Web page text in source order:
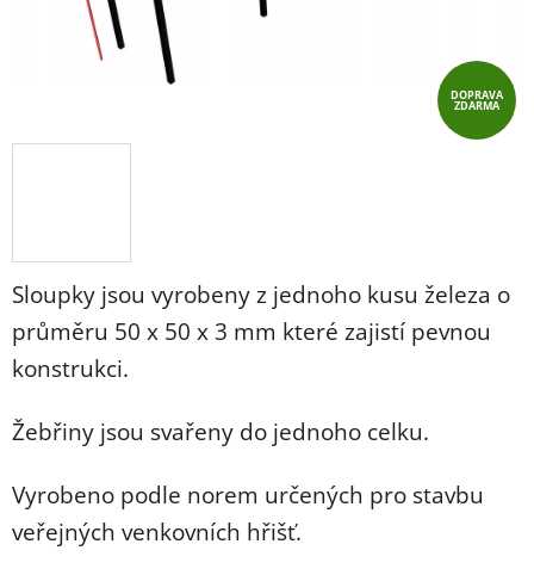
Sloupky jsou vyrobeny z jednoho kusu železa o
průměru 50 x 50 x 3 mm které zajistí pevnou
konstrukci.
Žebřiny jsou svařeny do jednoho celku.
Vyrobeno podle norem určených pro stavbu
veřejných venkovních hřišť.
DOPRAVA
ZDARMA